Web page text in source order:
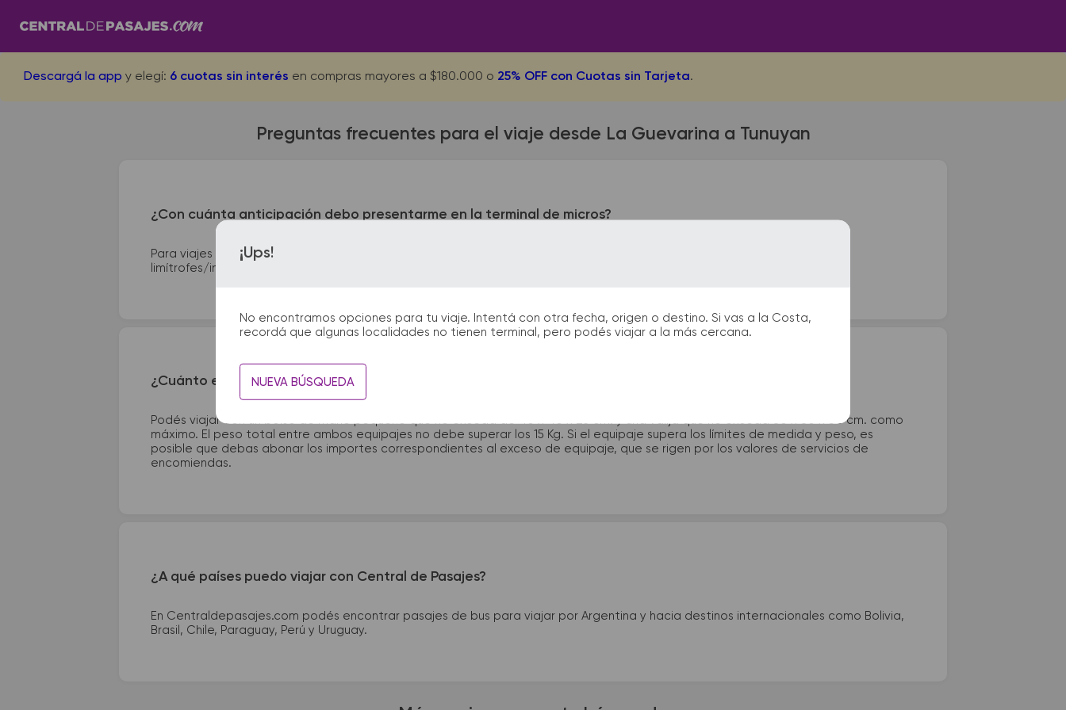
Descargá la app y elegí: 6 cuotas sin interés en compras mayores a $180.000 o 25% OFF con Cuotas sin Tarjeta.
¡Ups!
No encontramos opciones para tu viaje. Intentá con otra fecha, origen o destino. Si vas a la Costa,
recordá que algunas localidades no tienen terminal, pero podés viajar a la más cercana.
NUEVA BÚSQUEDA
Preguntas frecuentes para el viaje desde La Guevarina a Tunuyan
¿Con cuánta anticipación debo presentarme en la terminal de micros?
Para viajes nacionales es necesario presentarse con 1 hora de anticipación a la salida del colectivo. Para viajes a países
limítrofes/internacionales, te sugerimos acercarte a la terminal de ómnibus con 2 horas de anticipación.
¿Cuánto equipaje puedo llevar?
Podés viajar con un bolso de mano pequeño que no exceda de 40 x 40 x 25 cm. y una valija que no exceda 80 x 80 x 30 cm. como
máximo. El peso total entre ambos equipajes no debe superar los 15 Kg. Si el equipaje supera los límites de medida y peso, es
posible que debas abonar los importes correspondientes al exceso de equipaje, que se rigen por los valores de servicios de
encomiendas.
¿A qué países puedo viajar con Central de Pasajes?
En Centraldepasajes.com podés encontrar pasajes de bus para viajar por Argentina y hacia destinos internacionales como Bolivia,
Brasil, Chile, Paraguay, Perú y Uruguay.